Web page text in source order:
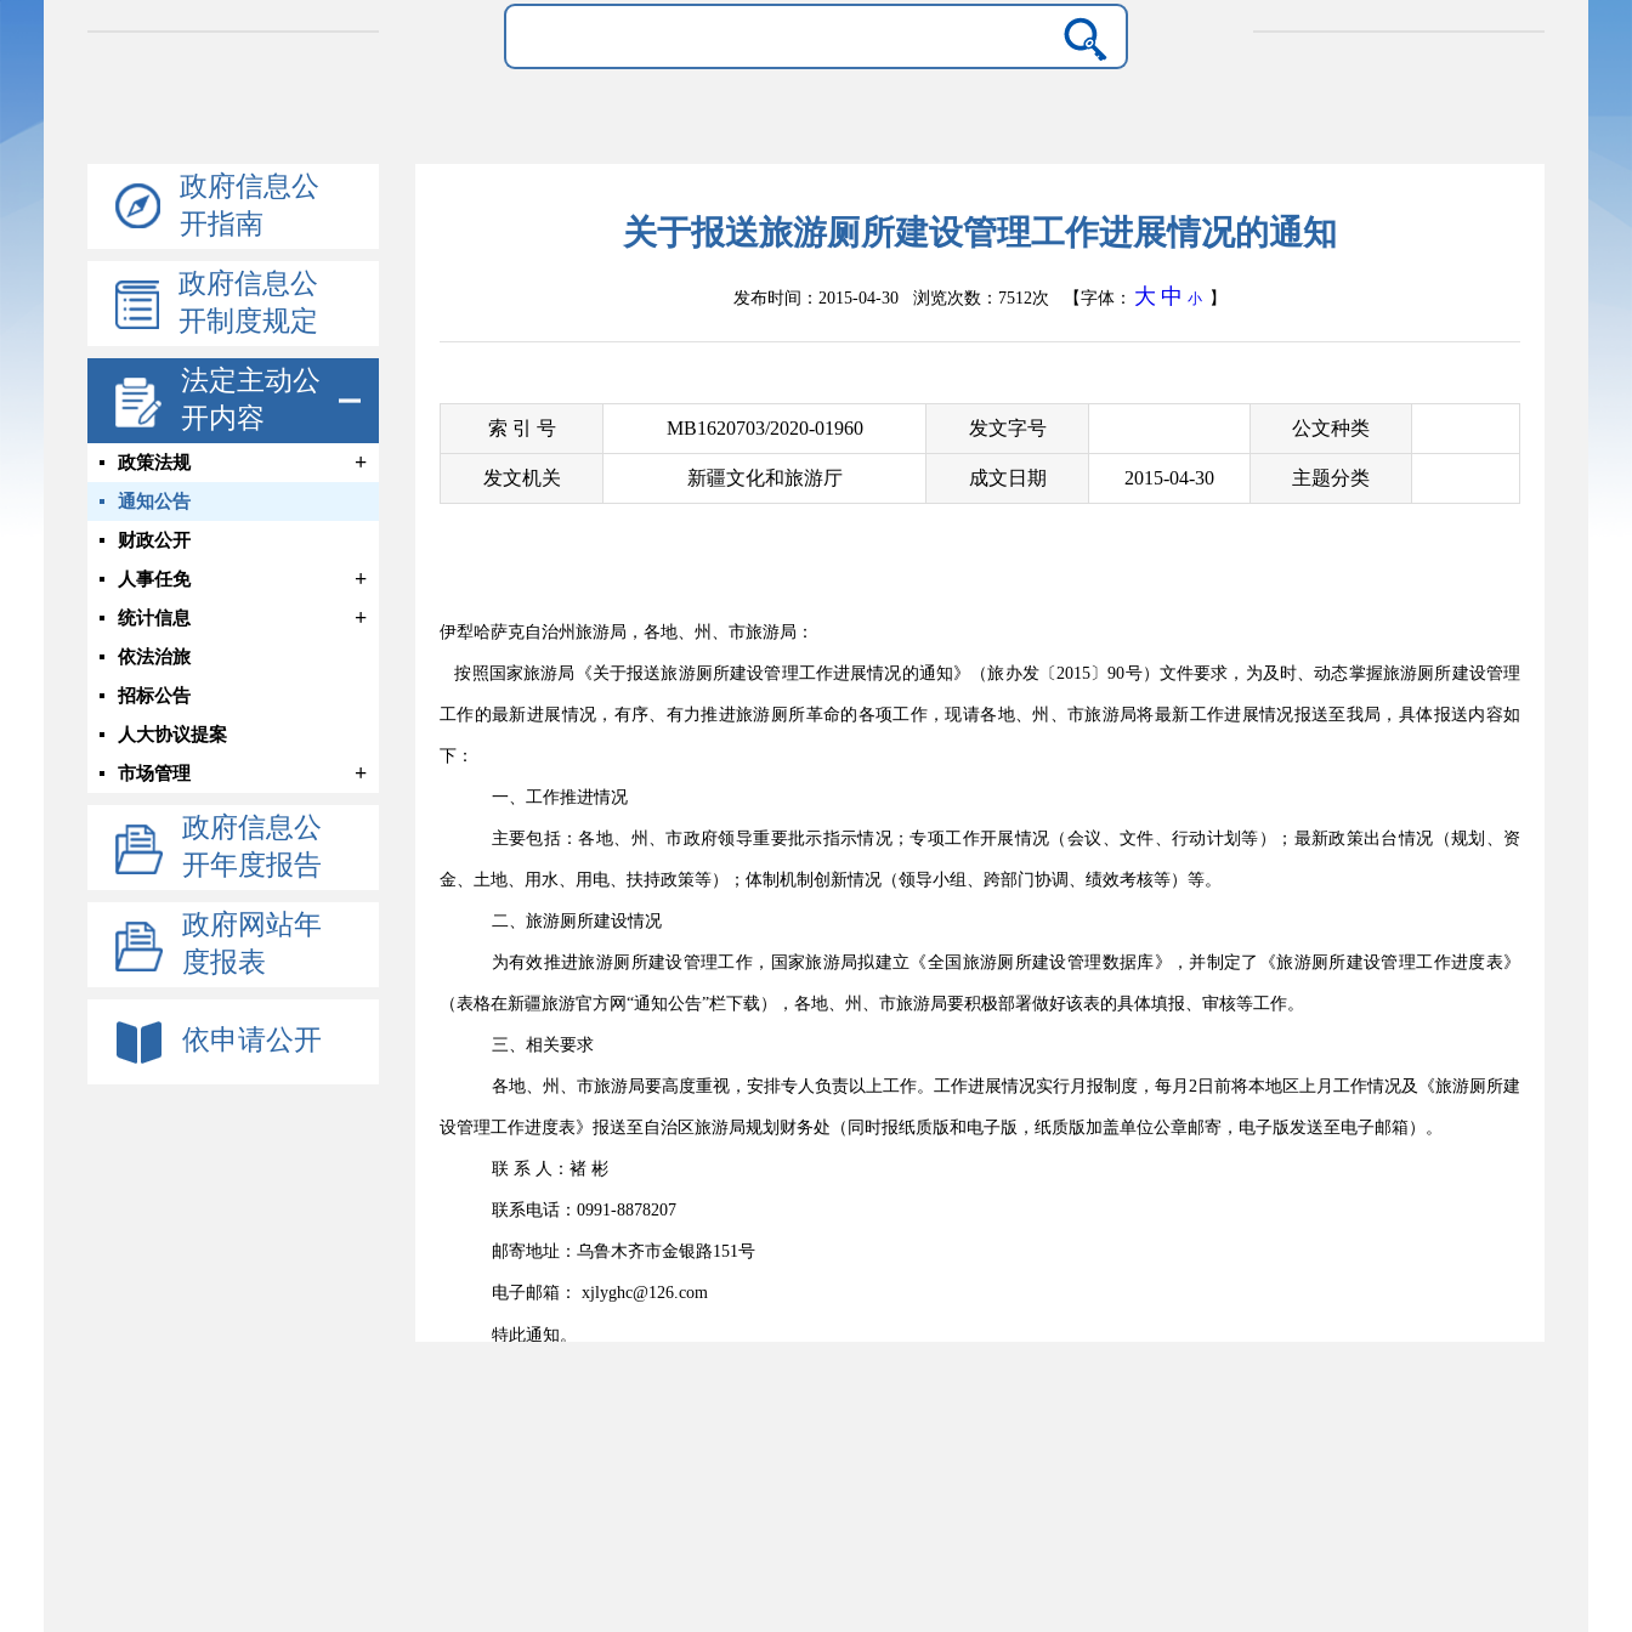
政府信息公
开指南
政府信息公
开制度规定
法定主动公
开内容
政策法规 +
通知公告
财政公开
人事任免
+
统计信息 +
依法治旅
招标公告
人大协议提案
市场管理
+
政府信息公
开年度报告
政府网站年
度报表
依申请公开
关于报送旅游厕所建设管理工作进展情况的通知
发布时间：2015-04-30 浏览次数： 7512次 【字体： 大 中 小 】
索 引 号 MB1620703/2020-01960 发文字号 公文种类
发文机关 新疆文化和旅游厅 成文日期 2015-04-30 主题分类
伊犁哈萨克自治州旅游局，各地、州、市旅游局：
按照国家旅游局《关于报送旅游厕所建设管理工作进展情况的通知》（旅办发〔2015〕90号）文件要求，为及时、动态掌握旅游厕所建设管理
工作的最新进展情况，有序、有力推进旅游厕所革命的各项工作，现请各地、州、市旅游局将最新工作进展情况报送至我局，具体报送内容如
下：
一、工作推进情况
主要包括：各地、州、市政府领导重要批示指示情况；专项工作开展情况（会议、文件、行动计划等）；最新政策出台情况（规划、资
金、土地、用水、用电、扶持政策等）；体制机制创新情况（领导小组、跨部门协调、绩效考核等）等。
二、旅游厕所建设情况
为有效推进旅游厕所建设管理工作，国家旅游局拟建立《全国旅游厕所建设管理数据库》，并制定了《旅游厕所建设管理工作进度表》
（表格在新疆旅游官方网“通知公告”栏下载），各地、州、市旅游局要积极部署做好该表的具体填报、审核等工作。
三、相关要求
各地、州、市旅游局要高度重视，安排专人负责以上工作。工作进展情况实行月报制度，每月2日前将本地区上月工作情况及《旅游厕所建
设管理工作进度表》报送至自治区旅游局规划财务处（同时报纸质版和电子版，纸质版加盖单位公章邮寄，电子版发送至电子邮箱）。
联 系 人：褚 彬
联系电话：0991-8878207
邮寄地址：乌鲁木齐市金银路151号
电子邮箱： xjlyghc@126.com
特此通知。